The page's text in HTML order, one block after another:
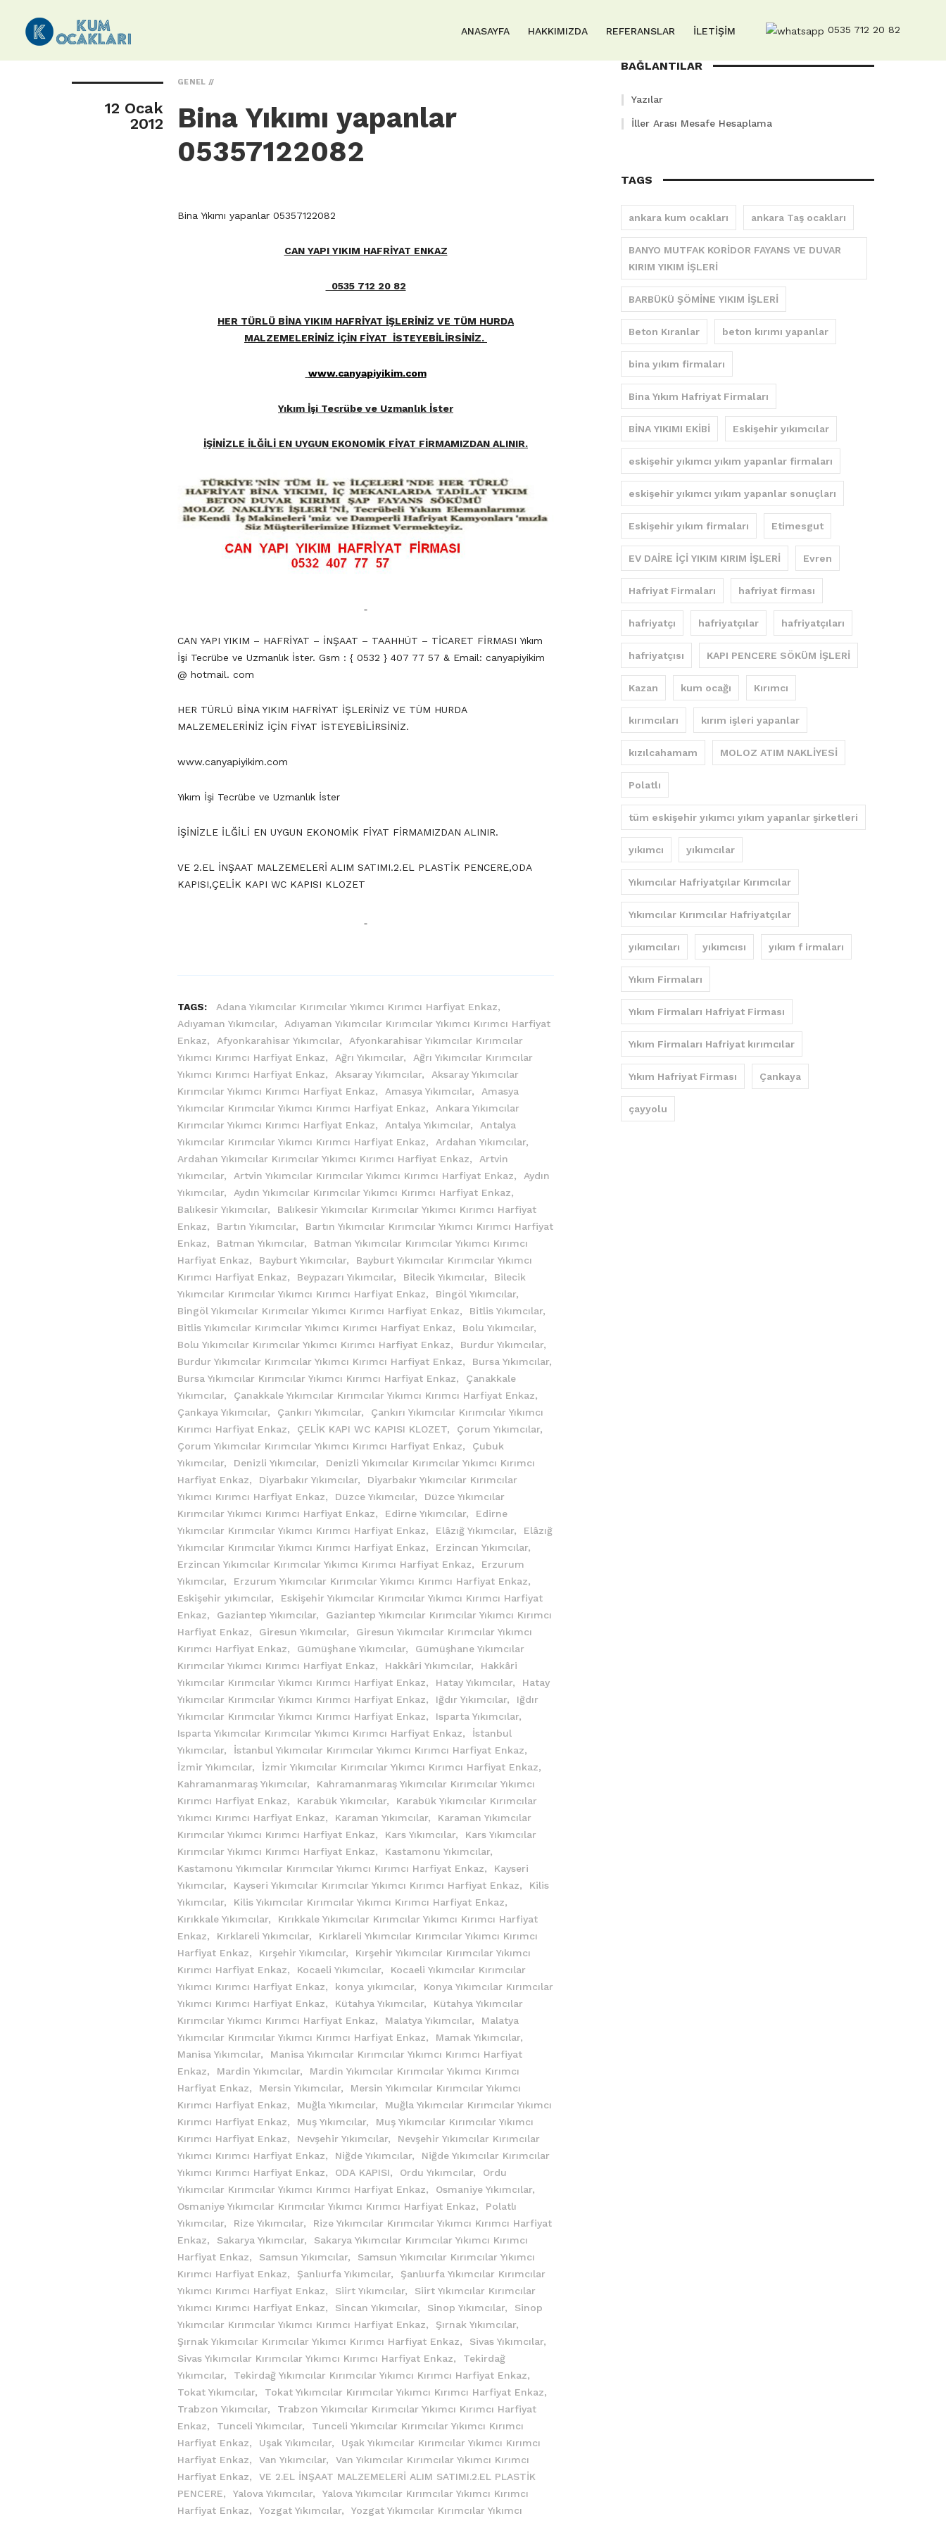
0535 712 20 82
ANASAYFA HAKKIMIZDA REFERANSLAR İLETİŞİM
12 Ocak
2012
GENEL
Bina Yıkımı yapanlar
05357122082
Bina Yıkımı yapanlar 05357122082
CAN YAPI YIKIM HAFRİYAT ENKAZ
0535 712 20 82
HER TÜRLÜ BİNA YIKIM HAFRİYAT İŞLERİNİZ VE TÜM HURDA
MALZEMELERİNİZ İÇİN FİYAT İSTEYEBİLİRSİNİZ.
www.canyapiyikim.com
Yıkım İşi Tecrübe ve Uzmanlık İster
İŞİNİZLE İLĞİLİ EN UYGUN EKONOMİK FİYAT FİRMAMIZDAN ALINIR.
CAN YAPI YIKIM – HAFRİYAT – İNŞAAT – TAAHHÜT – TİCARET FİRMASI Yıkım
İşi Tecrübe ve Uzmanlık İster. Gsm : { 0532 } 407 77 57 & Email: canyapiyikim
@ hotmail. com
HER TÜRLÜ BİNA YIKIM HAFRİYAT İŞLERİNİZ VE TÜM HURDA
MALZEMELERİNİZ İÇİN FİYAT İSTEYEBİLİRSİNİZ.
www.canyapiyikim.com
Yıkım İşi Tecrübe ve Uzmanlık İster
İŞİNİZLE İLĞİLİ EN UYGUN EKONOMİK FİYAT FİRMAMIZDAN ALINIR.
VE 2.EL İNŞAAT MALZEMELERİ ALIM SATIMI.2.EL PLASTİK PENCERE,ODA
KAPISI,ÇELİK KAPI WC KAPISI KLOZET
TAGS:
Adana Yıkımcılar Kırımcılar Yıkımcı Kırımcı Harfiyat Enkaz,
Adıyaman Yıkımcılar,
Adıyaman Yıkımcılar Kırımcılar Yıkımcı Kırımcı Harfiyat
Enkaz,
Afyonkarahisar Yıkımcılar,
Afyonkarahisar Yıkımcılar Kırımcılar
Yıkımcı Kırımcı Harfiyat Enkaz,
Ağrı Yıkımcılar,
Ağrı Yıkımcılar Kırımcılar
Yıkımcı Kırımcı Harfiyat Enkaz,
Aksaray Yıkımcılar,
Aksaray Yıkımcılar
Kırımcılar Yıkımcı Kırımcı Harfiyat Enkaz,
Amasya Yıkımcılar,
Amasya
Yıkımcılar Kırımcılar Yıkımcı Kırımcı Harfiyat Enkaz,
Ankara Yıkımcılar
Kırımcılar Yıkımcı Kırımcı Harfiyat Enkaz,
Antalya Yıkımcılar,
Antalya
Yıkımcılar Kırımcılar Yıkımcı Kırımcı Harfiyat Enkaz,
Ardahan Yıkımcılar,
Ardahan Yıkımcılar Kırımcılar Yıkımcı Kırımcı Harfiyat Enkaz,
Artvin
Yıkımcılar,
Artvin Yıkımcılar Kırımcılar Yıkımcı Kırımcı Harfiyat Enkaz,
Aydın
Yıkımcılar,
Aydın Yıkımcılar Kırımcılar Yıkımcı Kırımcı Harfiyat Enkaz,
Balıkesir Yıkımcılar,
Balıkesir Yıkımcılar Kırımcılar Yıkımcı Kırımcı Harfiyat
Enkaz,
Bartın Yıkımcılar,
Bartın Yıkımcılar Kırımcılar Yıkımcı Kırımcı Harfiyat
Enkaz,
Batman Yıkımcılar,
Batman Yıkımcılar Kırımcılar Yıkımcı Kırımcı
Harfiyat Enkaz,
Bayburt Yıkımcılar,
Bayburt Yıkımcılar Kırımcılar Yıkımcı
Kırımcı Harfiyat Enkaz,
Beypazarı Yıkımcılar, Bilecik Yıkımcılar,
Bilecik
Yıkımcılar Kırımcılar Yıkımcı Kırımcı Harfiyat Enkaz,
Bingöl Yıkımcılar,
Bingöl Yıkımcılar Kırımcılar Yıkımcı Kırımcı Harfiyat Enkaz,
Bitlis Yıkımcılar,
Bitlis Yıkımcılar Kırımcılar Yıkımcı Kırımcı Harfiyat Enkaz,
Bolu Yıkımcılar,
Bolu Yıkımcılar Kırımcılar Yıkımcı Kırımcı Harfiyat Enkaz,
Burdur Yıkımcılar,
Burdur Yıkımcılar Kırımcılar Yıkımcı Kırımcı Harfiyat Enkaz,
Bursa Yıkımcılar,
Bursa Yıkımcılar Kırımcılar Yıkımcı Kırımcı Harfiyat Enkaz,
Çanakkale
Yıkımcılar,
Çanakkale Yıkımcılar Kırımcılar Yıkımcı Kırımcı Harfiyat Enkaz,
Çankaya Yıkımcılar,
Çankırı Yıkımcılar,
Çankırı Yıkımcılar Kırımcılar Yıkımcı
Kırımcı Harfiyat Enkaz,
ÇELİK KAPI WC KAPISI KLOZET,
Çorum Yıkımcılar,
Çorum Yıkımcılar Kırımcılar Yıkımcı Kırımcı Harfiyat Enkaz,
Çubuk
Yıkımcılar,
Denizli Yıkımcılar,
Denizli Yıkımcılar Kırımcılar Yıkımcı Kırımcı
Harfiyat Enkaz,
Diyarbakır Yıkımcılar,
Diyarbakır Yıkımcılar Kırımcılar
Yıkımcı Kırımcı Harfiyat Enkaz,
Düzce Yıkımcılar,
Düzce Yıkımcılar
Kırımcılar Yıkımcı Kırımcı Harfiyat Enkaz,
Edirne Yıkımcılar,
Edirne
Yıkımcılar Kırımcılar Yıkımcı Kırımcı Harfiyat Enkaz,
Elâzığ Yıkımcılar,
Elâzığ
Yıkımcılar Kırımcılar Yıkımcı Kırımcı Harfiyat Enkaz,
Erzincan Yıkımcılar,
Erzincan Yıkımcılar Kırımcılar Yıkımcı Kırımcı Harfiyat Enkaz,
Erzurum
Yıkımcılar,
Erzurum Yıkımcılar Kırımcılar Yıkımcı Kırımcı Harfiyat Enkaz,
Eskişehir yıkımcılar,
Eskişehir Yıkımcılar Kırımcılar Yıkımcı Kırımcı Harfiyat
Enkaz,
Gaziantep Yıkımcılar,
Gaziantep Yıkımcılar Kırımcılar Yıkımcı Kırımcı
Harfiyat Enkaz,
Giresun Yıkımcılar,
Giresun Yıkımcılar Kırımcılar Yıkımcı
Kırımcı Harfiyat Enkaz,
Gümüşhane Yıkımcılar,
Gümüşhane Yıkımcılar
Kırımcılar Yıkımcı Kırımcı Harfiyat Enkaz,
Hakkâri Yıkımcılar,
Hakkâri
Yıkımcılar Kırımcılar Yıkımcı Kırımcı Harfiyat Enkaz,
Hatay Yıkımcılar,
Hatay
Yıkımcılar Kırımcılar Yıkımcı Kırımcı Harfiyat Enkaz,
Iğdır Yıkımcılar,
Iğdır
Yıkımcılar Kırımcılar Yıkımcı Kırımcı Harfiyat Enkaz,
Isparta Yıkımcılar,
Isparta Yıkımcılar Kırımcılar Yıkımcı Kırımcı Harfiyat Enkaz,
İstanbul
Yıkımcılar,
İstanbul Yıkımcılar Kırımcılar Yıkımcı Kırımcı Harfiyat Enkaz,
İzmir Yıkımcılar,
İzmir Yıkımcılar Kırımcılar Yıkımcı Kırımcı Harfiyat Enkaz,
Kahramanmaraş Yıkımcılar,
Kahramanmaraş Yıkımcılar Kırımcılar Yıkımcı
Kırımcı Harfiyat Enkaz,
Karabük Yıkımcılar,
Karabük Yıkımcılar Kırımcılar
Yıkımcı Kırımcı Harfiyat Enkaz,
Karaman Yıkımcılar,
Karaman Yıkımcılar
Kırımcılar Yıkımcı Kırımcı Harfiyat Enkaz,
Kars Yıkımcılar,
Kars Yıkımcılar
Kırımcılar Yıkımcı Kırımcı Harfiyat Enkaz,
Kastamonu Yıkımcılar,
Kastamonu Yıkımcılar Kırımcılar Yıkımcı Kırımcı Harfiyat Enkaz,
Kayseri
Yıkımcılar,
Kayseri Yıkımcılar Kırımcılar Yıkımcı Kırımcı Harfiyat Enkaz,
Kilis
Yıkımcılar,
Kilis Yıkımcılar Kırımcılar Yıkımcı Kırımcı Harfiyat Enkaz,
Kırıkkale Yıkımcılar,
Kırıkkale Yıkımcılar Kırımcılar Yıkımcı Kırımcı Harfiyat
Enkaz,
Kırklareli Yıkımcılar,
Kırklareli Yıkımcılar Kırımcılar Yıkımcı Kırımcı
Harfiyat Enkaz,
Kırşehir Yıkımcılar,
Kırşehir Yıkımcılar Kırımcılar Yıkımcı
Kırımcı Harfiyat Enkaz,
Kocaeli Yıkımcılar,
Kocaeli Yıkımcılar Kırımcılar
Yıkımcı Kırımcı Harfiyat Enkaz,
konya yıkımcılar,
Konya Yıkımcılar Kırımcılar
Yıkımcı Kırımcı Harfiyat Enkaz,
Kütahya Yıkımcılar,
Kütahya Yıkımcılar
Kırımcılar Yıkımcı Kırımcı Harfiyat Enkaz,
Malatya Yıkımcılar,
Malatya
Yıkımcılar Kırımcılar Yıkımcı Kırımcı Harfiyat Enkaz,
Mamak Yıkımcılar,
Manisa Yıkımcılar,
Manisa Yıkımcılar Kırımcılar Yıkımcı Kırımcı Harfiyat
Enkaz,
Mardin Yıkımcılar,
Mardin Yıkımcılar Kırımcılar Yıkımcı Kırımcı
Harfiyat Enkaz,
Mersin Yıkımcılar,
Mersin Yıkımcılar Kırımcılar Yıkımcı
Kırımcı Harfiyat Enkaz,
Muğla Yıkımcılar,
Muğla Yıkımcılar Kırımcılar Yıkımcı
Kırımcı Harfiyat Enkaz,
Muş Yıkımcılar,
Muş Yıkımcılar Kırımcılar Yıkımcı
Kırımcı Harfiyat Enkaz,
Nevşehir Yıkımcılar,
Nevşehir Yıkımcılar Kırımcılar
Yıkımcı Kırımcı Harfiyat Enkaz,
Niğde Yıkımcılar,
Niğde Yıkımcılar Kırımcılar
Yıkımcı Kırımcı Harfiyat Enkaz,
ODA KAPISI, Ordu Yıkımcılar,
Ordu
Yıkımcılar Kırımcılar Yıkımcı Kırımcı Harfiyat Enkaz,
Osmaniye Yıkımcılar,
Osmaniye Yıkımcılar Kırımcılar Yıkımcı Kırımcı Harfiyat Enkaz,
Polatlı
Yıkımcılar,
Rize Yıkımcılar,
Rize Yıkımcılar Kırımcılar Yıkımcı Kırımcı Harfiyat
Enkaz,
Sakarya Yıkımcılar,
Sakarya Yıkımcılar Kırımcılar Yıkımcı Kırımcı
Harfiyat Enkaz,
Samsun Yıkımcılar,
Samsun Yıkımcılar Kırımcılar Yıkımcı
Kırımcı Harfiyat Enkaz,
Şanlıurfa Yıkımcılar,
Şanlıurfa Yıkımcılar Kırımcılar
Yıkımcı Kırımcı Harfiyat Enkaz,
Siirt Yıkımcılar,
Siirt Yıkımcılar Kırımcılar
Yıkımcı Kırımcı Harfiyat Enkaz,
Sincan Yıkımcılar, Sinop Yıkımcılar,
Sinop
Yıkımcılar Kırımcılar Yıkımcı Kırımcı Harfiyat Enkaz,
Şırnak Yıkımcılar,
Şırnak Yıkımcılar Kırımcılar Yıkımcı Kırımcı Harfiyat Enkaz,
Sivas Yıkımcılar,
Sivas Yıkımcılar Kırımcılar Yıkımcı Kırımcı Harfiyat Enkaz,
Tekirdağ
Yıkımcılar,
Tekirdağ Yıkımcılar Kırımcılar Yıkımcı Kırımcı Harfiyat Enkaz,
Tokat Yıkımcılar,
Tokat Yıkımcılar Kırımcılar Yıkımcı Kırımcı Harfiyat Enkaz,
Trabzon Yıkımcılar,
Trabzon Yıkımcılar Kırımcılar Yıkımcı Kırımcı Harfiyat
Enkaz,
Tunceli Yıkımcılar,
Tunceli Yıkımcılar Kırımcılar Yıkımcı Kırımcı
Harfiyat Enkaz,
Uşak Yıkımcılar,
Uşak Yıkımcılar Kırımcılar Yıkımcı Kırımcı
Harfiyat Enkaz,
Van Yıkımcılar,
Van Yıkımcılar Kırımcılar Yıkımcı Kırımcı
Harfiyat Enkaz,
VE 2.EL İNŞAAT MALZEMELERİ ALIM SATIMI.2.EL PLASTİK
PENCERE,
Yalova Yıkımcılar,
Yalova Yıkımcılar Kırımcılar Yıkımcı Kırımcı
Harfiyat Enkaz,
Yozgat Yıkımcılar,
Yozgat Yıkımcılar Kırımcılar Yıkımcı
BAĞLANTILAR
Yazılar
İller Arası Mesafe Hesaplama
TAGS
ankara kum ocakları ankara Taş ocakları
BANYO MUTFAK KORİDOR FAYANS VE DUVAR
KIRIM YIKIM İŞLERİ
BARBÜKÜ ŞÖMİNE YIKIM İŞLERİ
Beton Kıranlar beton kırımı yapanlar
bina yıkım firmaları
Bina Yıkım Hafriyat Firmaları
BİNA YIKIMI EKİBİ Eskişehir yıkımcılar
eskişehir yıkımcı yıkım yapanlar firmaları
eskişehir yıkımcı yıkım yapanlar sonuçları
Eskişehir yıkım firmaları Etimesgut
EV DAİRE İÇİ YIKIM KIRIM İŞLERİ Evren
Hafriyat Firmaları hafriyat firması
hafriyatçı hafriyatçılar hafriyatçıları
hafriyatçısı KAPI PENCERE SÖKÜM İŞLERİ
Kazan kum ocağı Kırımcı
kırımcıları kırım işleri yapanlar
kızılcahamam MOLOZ ATIM NAKLİYESİ
Polatlı
tüm eskişehir yıkımcı yıkım yapanlar şirketleri
yıkımcı yıkımcılar
Yıkımcılar Hafriyatçılar Kırımcılar
Yıkımcılar Kırımcılar Hafriyatçılar
yıkımcıları yıkımcısı yıkım f irmaları
Yıkım Firmaları
Yıkım Firmaları Hafriyat Firması
Yıkım Firmaları Hafriyat kırımcılar
Yıkım Hafriyat Firması Çankaya
çayyolu